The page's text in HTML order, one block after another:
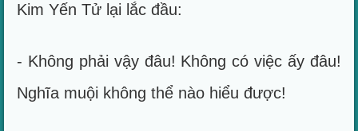
Kim Yến Tử lại lắc đầu:
- Không phải vậy đâu! Không có việc ấy đâu!
Nghĩa muội không thể nào hiểu được!